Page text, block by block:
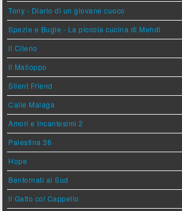
Tony - Diario di un giovane cuoco
Spezie e Bugie - La piccola cucina di Mehdi
Il Cileno
Il Malloppo
Silent Friend
Calle Malaga
Amori e Incantesimi 2
Palestina 36
Hope
Bentornati al Sud
Il Gatto col Cappello